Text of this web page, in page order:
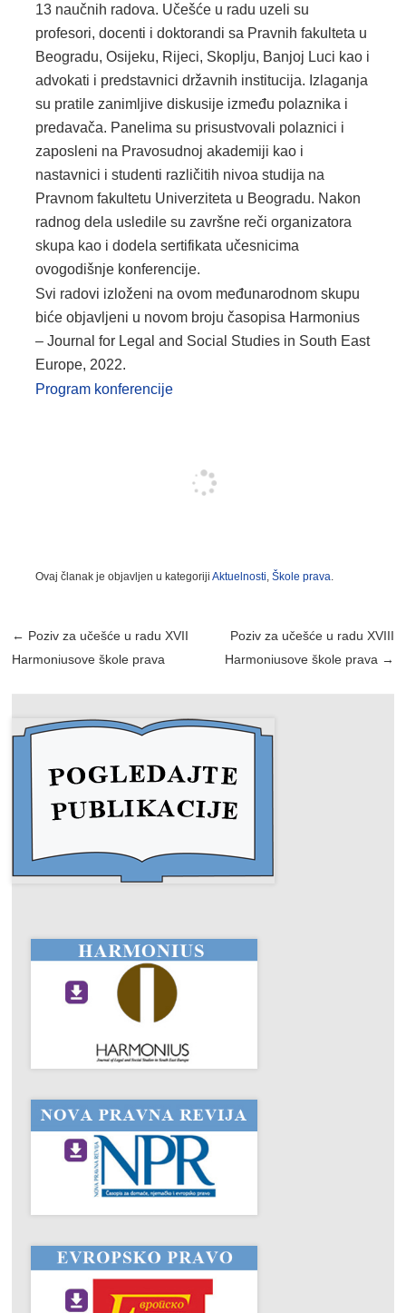
13 naučnih radova. Učešće u radu uzeli su
profesori, docenti i doktorandi sa Pravnih fakulteta u
Beogradu, Osijeku, Rijeci, Skoplju, Banjoj Luci kao i
advokati i predstavnici državnih institucija. Izlaganja
su pratile zanimljive diskusije između polaznika i
predavača. Panelima su prisustvovali polaznici i
zaposleni na Pravosudnoj akademiji kao i
nastavnici i studenti različitih nivoa studija na
Pravnom fakultetu Univerziteta u Beogradu. Nakon
radnog dela usledile su završne reči organizatora
skupa kao i dodela sertifikata učesnicima
ovogodišnje konferencije.
Svi radovi izloženi na ovom međunarodnom skupu
biće objavljeni u novom broju časopisa Harmonius
– Journal for Legal and Social Studies in South East
Europe, 2022.
Program konferencije
Ovaj članak je objavljen u kategoriji Aktuelnosti Škole prava
Post navigation
← Poziv za učešće u radu XVII
Harmoniusove škole prava
Poziv za učešće u radu XVIII
Harmoniusove škole prava →